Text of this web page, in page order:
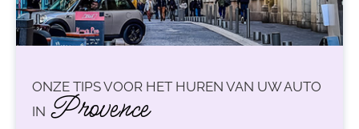
ONZE TIPS VOOR HET HUREN VAN UW AUTO
IN Provence